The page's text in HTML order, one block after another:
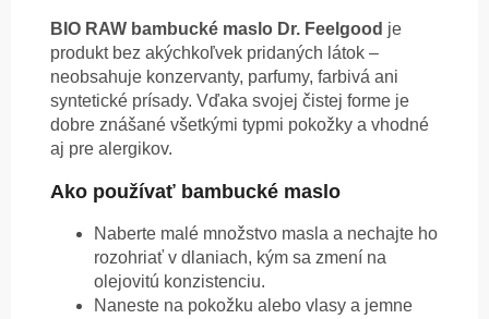
BIO RAW bambucké maslo Dr. Feelgood je
produkt bez akýchkoľvek pridaných látok –
neobsahuje konzervanty, parfumy, farbivá ani
syntetické prísady. Vďaka svojej čistej forme je
dobre znášané všetkými typmi pokožky a vhodné
aj pre alergikov.
Ako používať bambucké maslo
Naberte malé množstvo masla a nechajte ho
rozohriať v dlaniach, kým sa zmení na
olejovitú konzistenciu.
Naneste na pokožku alebo vlasy a jemne